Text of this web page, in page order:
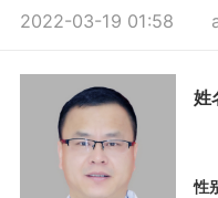
2022-03-19 01:58
姓
性